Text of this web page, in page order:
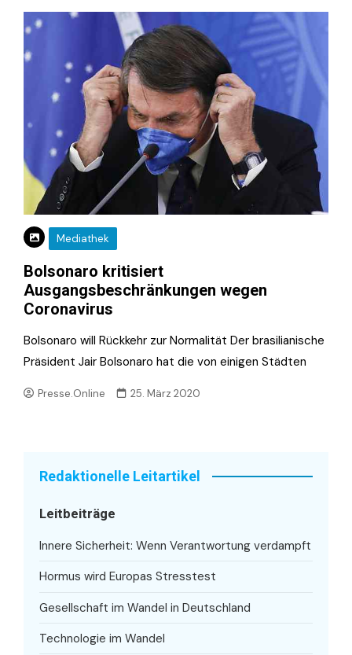
Mediathek
Bolsonaro kritisiert
Ausgangsbeschränkungen wegen
Coronavirus
Bolsonaro will Rückkehr zur Normalität Der brasilianische
Präsident Jair Bolsonaro hat die von einigen Städten
Presse.Online 25. März 2020
Redaktionelle Leitartikel
Leitbeiträge
Innere Sicherheit: Wenn Verantwortung verdampft
Hormus wird Europas Stresstest
Gesellschaft im Wandel in Deutschland
Technologie im Wandel